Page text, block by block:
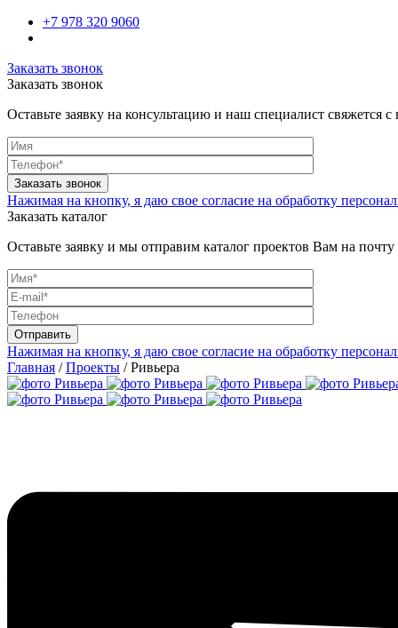
+7 978 320 9060
Заказать звонок
Заказать звонок
Оставьте заявку на консультацию и наш специалист свяжется с
Нажимая на кнопку, я даю свое согласие на обработку
Заказать каталог
Оставьте заявку и мы отправим каталог проектов Вам на почту
Нажимая на кнопку, я даю свое согласие на обработку
Главная / Проекты /Ривьера